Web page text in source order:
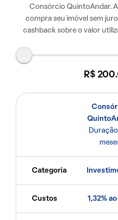
Consórcio QuintoAndar.
compra seu imóvel sem
cashback sobre o valor
R$
Duração
Categoria
Custos 1,32%